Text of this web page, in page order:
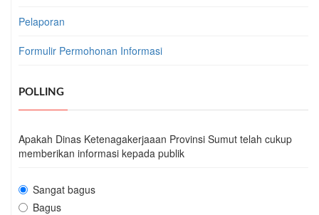
Pelaporan
Formulir Permohonan Informasi
POLLING
Apakah Dinas Ketenagakerjaaan Provinsi Sumut telah cukup
memberikan informasi kepada publik
Sangat bagus
Bagus